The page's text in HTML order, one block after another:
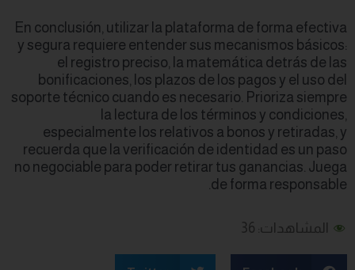
En conclusión,
y segura requiere
el registro
bonificaciones,
soporte técnico
la
especialmente
recuerda que la
no negociable para